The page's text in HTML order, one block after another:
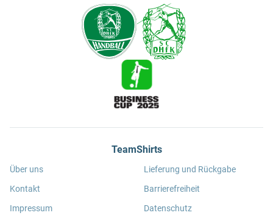
TeamShirts
Über uns
Kontakt
Impressum
Lieferung und Rückgabe
Barrierefreiheit
Datenschutz